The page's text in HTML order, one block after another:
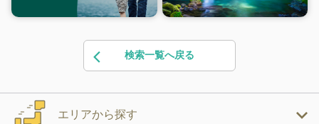
検索一覧へ戻る
エリアから探す